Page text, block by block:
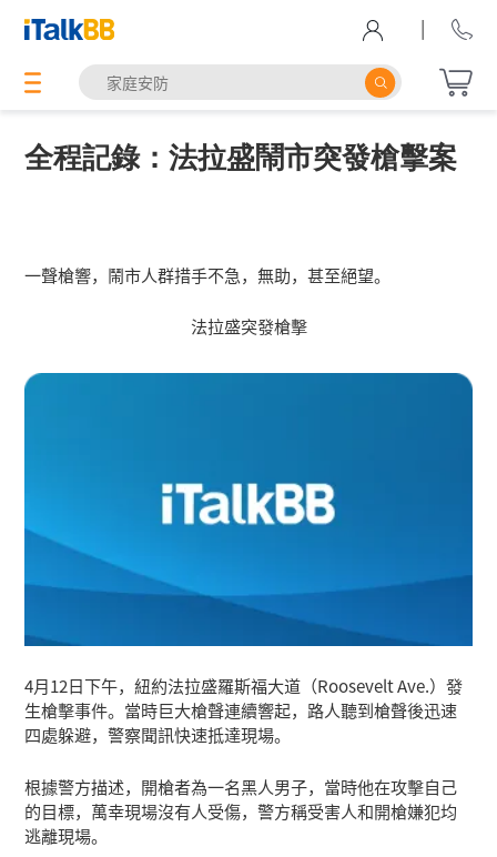
|
全程記錄：法拉盛鬧市突發槍擊案
一聲槍響，鬧市人群措手不急，無助，甚至絕望。
法拉盛突發槍擊
4月12日下午，紐約法拉盛羅斯福大道（Roosevelt Ave.）發
生槍擊事件。當時巨大槍聲連續響起，路人聽到槍聲後迅速
四處躲避，警察聞訊快速抵達現場。
根據警方描述，開槍者為一名黑人男子，當時他在攻擊自己
的目標，萬幸現場沒有人受傷，警方稱受害人和開槍嫌犯均
逃離現場。